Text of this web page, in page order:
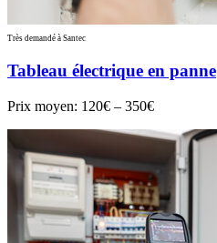
Très demandé à Santec
Tableau électrique en panne
Prix moyen: 120€ – 350€